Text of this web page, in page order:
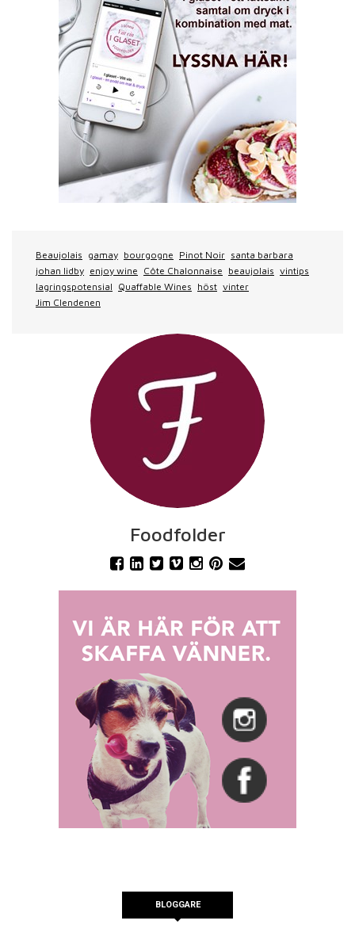
Beaujolais gamay bourgogne Pinot Noir santa barbara
johan lidby enjoy wine Côte Chalonnaise beaujolais vintips
lagringspotensial Quaffable Wines höst vinter
Jim Clendenen
Foodfolder
BLOGGARE